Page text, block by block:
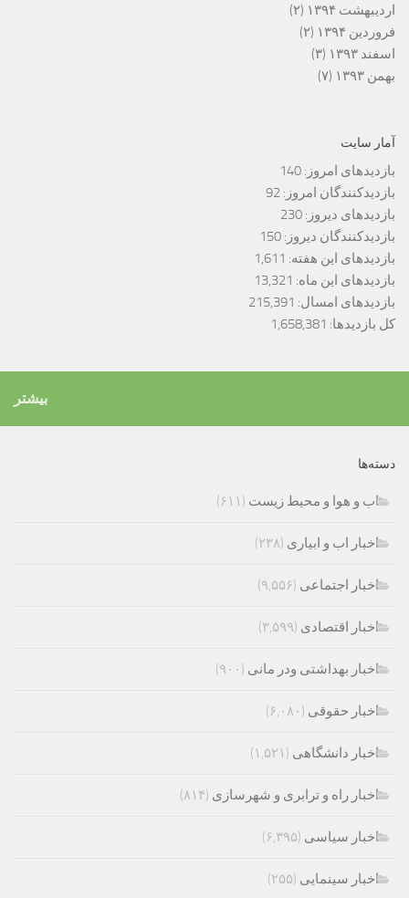
اردیبهشت ۱۳۹۴
(۲)
فروردین ۱۳۹۴
(۲)
اسفند ۱۳۹۳
(۳)
بهمن ۱۳۹۳
(۷)
آمار سایت
بازدیدهای امروز: 140
بازدیدکنندگان امروز: 92
بازدیدهای دیروز: 230
بازدیدکنندگان دیروز: 150
بازدیدهای این هفته: 1,611
بازدیدهای این ماه: 13,321
بازدیدهای امسال: 215,391
کل بازدیدها: 1,658,381
بیشتر
دسته‌ها
اب و هوا و محیط زیست (۶۱۱)
اخبار اب و ابیاری (۲۳۸)
اخبار اجتماعی (۹,۵۵۶)
اخبار اقتصادی (۳,۵۹۹)
اخبار بهداشتی ودر مانی (۹۰۰)
اخبار حقوقی (۶,۰۸۰)
اخبار دانشگاهی (۱,۵۲۱)
اخبار راه و ترابری و شهرسازی (۸۱۴)
اخبار سیاسی (۶,۳۹۵)
اخبار سینمایی (۲۵۵)